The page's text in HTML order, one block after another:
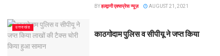
BYहल्द्वानी एक्सप्रेस न्यूज़ AUGUST 21, 2021
उत्तराखंड
काठगोदाम पुलिस व सीपीयू ने जप्त किया